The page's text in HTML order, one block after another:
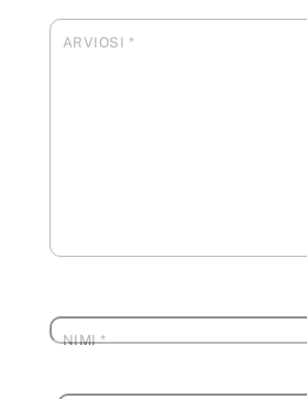
ARVIOSI *
NIMI*